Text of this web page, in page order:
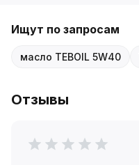
Ищут по запросам
масло TEBOIL 5W40
Отзывы